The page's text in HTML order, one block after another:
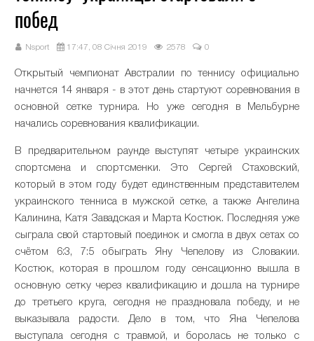
побед
Nsport 17:47, 08 Січня 2019 2578 0
Открытый чемпионат Австралии по теннису официально
начнется 14 января - в этот день стартуют соревнования в
основной сетке турнира. Но уже сегодня в Мельбурне
начались соревнования квалификации.
В предварительном раунде выступят четыре украинских
спортсмена и спортсменки. Это Сергей Стаховский,
который в этом году будет единственным представителем
украинского тенниса в мужской сетке, а также Ангелина
Калинина, Катя Завадская и Марта Костюк. Последняя уже
сыграла свой стартовый поединок и смогла в двух сетах со
счётом 6:3, 7:5 обыграть Яну Чепелову из Словакии.
Костюк, которая в прошлом году сенсационно вышла в
основную сетку через квалификацию и дошла на турнире
до третьего круга, сегодня не праздновала победу, и не
выказывала радости. Дело в том, что Яна Чепелова
выступала сегодня с травмой, и боролась не только с